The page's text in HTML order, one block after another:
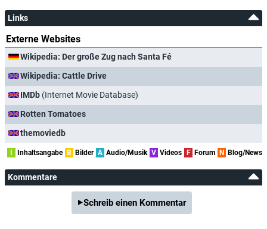
Links
Externe Websites
Wikipedia: Der große Zug nach Santa Fé
Wikipedia: Cattle Drive
IMDb (Internet Movie Database)
Rotten Tomatoes
themoviedb
I Inhaltsangabe B Bilder A Audio/Musik V Videos F Forum N Blog/News
Kommentare
Schreib einen Kommentar